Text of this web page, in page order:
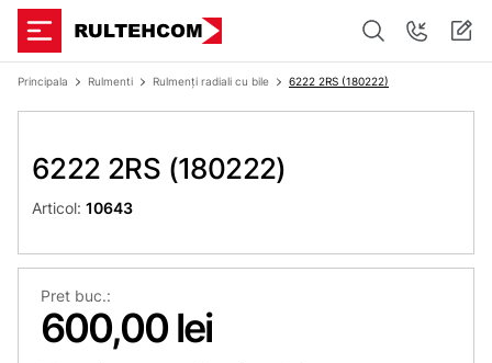
Principala Rulmenti Rulmenți radiali cu bile 6222 2RS (180222)
6222 2RS (180222)
Articol: 10643
Pret buc.:
600,00 lei